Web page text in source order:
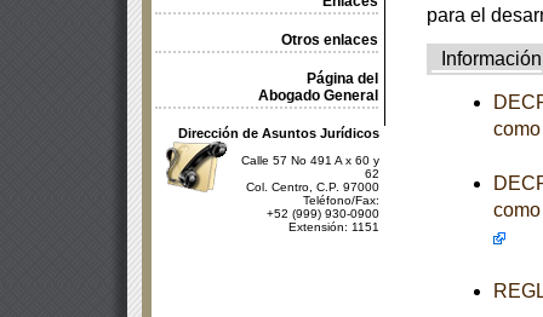
Otros enlaces
Página del
Abogado General
Dirección de Asuntos Jurídicos
Calle 57 No 491 A x 60 y
62
Col. Centro, C.P. 97000
Teléfono/Fax:
+52 (999) 930-0900
Extensión: 1151
para el
Información